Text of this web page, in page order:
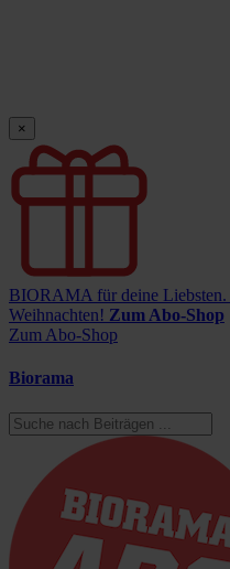
×
BIORAMA für deine Liebsten.
Weihnachten! Zum Abo-Shop
Zum Abo-Shop
Biorama